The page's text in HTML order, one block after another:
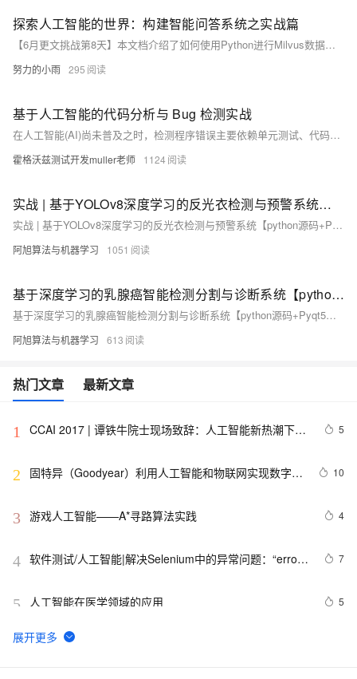
探索人工智能的世界：构建智能问答系统之实战篇
【6月更文挑战第8天】本文档介绍了如何使用Python进行Milvus数据库操作，包括环境安装、基本操作如连接数据库、创建集合、插入和查询向量数据、创建索引、删除数据等。此外，还展示了使用LangChain库与HuggingFaceEmbeddings集成，简化操作。最后，演示了如何结合openai模型定制交互式问答系统。整个过程旨在帮助读者理解如何将预训练模型与数据库集成以实现特定任务。
努力的小雨 295
基于人工智能的代码分析与 Bug 检测实战
在人工智能(AI)尚未普及之时，检测程序错误主要依赖单元测试、代码扫描工具如SonarQube和FindBugs，以及人工集成测试。如今，AI技术显著提升了这一过程的效率，不仅能辅助开发者编写更高质量的代码，还能在单元测试与集成测试阶段提供支持，如通过Copilot+Codex优化单元测试，或利用ChatGPT等工具自动化生成测试脚本。本章将介绍如何运用AI工具识别三种常见错误：代码执行异常、未满足需求及变量命名不当，并通过实例演示Copilot如何高效定位并修正这些问题。
霍格沃兹测试开发muller老师 1124
实战 | 基于YOLOv8深度学习的反光衣检测与预警系统【python源码+Pyqt5界面+数据集+训练代码】深度学习实战、目标检测、人工智能
实战 | 基于YOLOv8深度学习的反光衣检测与预警系统【python源码+Pyqt5界面+数据集+训练代码】深度学习实战、目标检测、人工智能
阿旭算法与机器学习 1051
基于深度学习的乳腺癌智能检测分割与诊断系统【python源码+Pyqt5界面+数据集+训练代码】深度学习实战、目标分割、人工智能（1）
基于深度学习的乳腺癌智能检测分割与诊断系统【python源码+Pyqt5界面+数据集+训练代码】深度学习实战、目标分割、人工智能
阿旭算法与机器学习 613
热门文章 最新文章
1
CCAI 2017 | 谭铁牛院士现场致辞：人工智能新热潮下要
5
2
固特异（Goodyear）利用人工智能和物联网实现数字化
10
3 游戏人工智能——A*寻路算法实践 4
4 软件测试/人工智能|解决Selenium中的异常问题：“error
7
5 人工智能在医学领域的应用 5
6
538个代码示例！麻省理工教授的Python程序设计+人工